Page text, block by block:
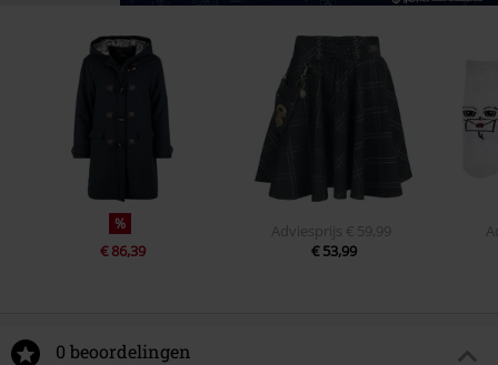
%
€ 86,39
Adviesprijs
€ 59,99
€ 53,99
0 beoordelingen